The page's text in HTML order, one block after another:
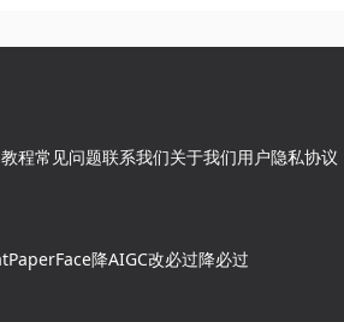
程常见问题联系我们关于我们用户隐私协议
PaperFace降AIGC改必过降必过